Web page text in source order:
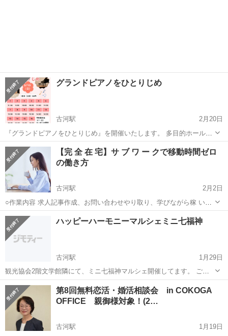
グランドピアノをひとりじめ
古河駅
2月20日
『グランドピアノをひとりじめ』を開催いたします。 多目的ホールで
思いっきりコンサートグランドピアノYAMAHA CF Ⅲを弾いてみませ
んか？ コンクールや発表会に向けての練習 また、ピアノを弾いてみた
い💚など どなた...
茨城 古河市 古河駅 その他 発表会
【完 全 在 宅】サ ブ ワ ー クで移動時間ゼロ
の働き方
古河駅
2月2日
○作業内容 求人記事作成、お問い合わせやり取り、学びながら稼 いで
いただきます。 ○活動時間はご自身の出来る時間帯で大丈夫です。 長
期的にお付き合いできる方で、業 務 連 絡をコマメにとれる方を希
茨城 古河駅
ハッピーハーモニーマルシェミニ七福神
古河駅
1月29日
観光協会2階文学館隣にて、ミニ七福神マルシェ開催してます。 ご来
店者様に、粗品をプレゼント🎁ご用意してます😊🐲 占い🔮ワークショ
ップ、ハンドメイド、歌🎤や、演奏🎵のイベントもあります！ お子様
には塗り絵もご用意してまーす❤...
茨城 古河市 古河駅 その他 塗り絵
第8回無料恋活・婚活相談会 in COKOGA
OFFICE 親御様対象！(2…
古河駅
1月19日